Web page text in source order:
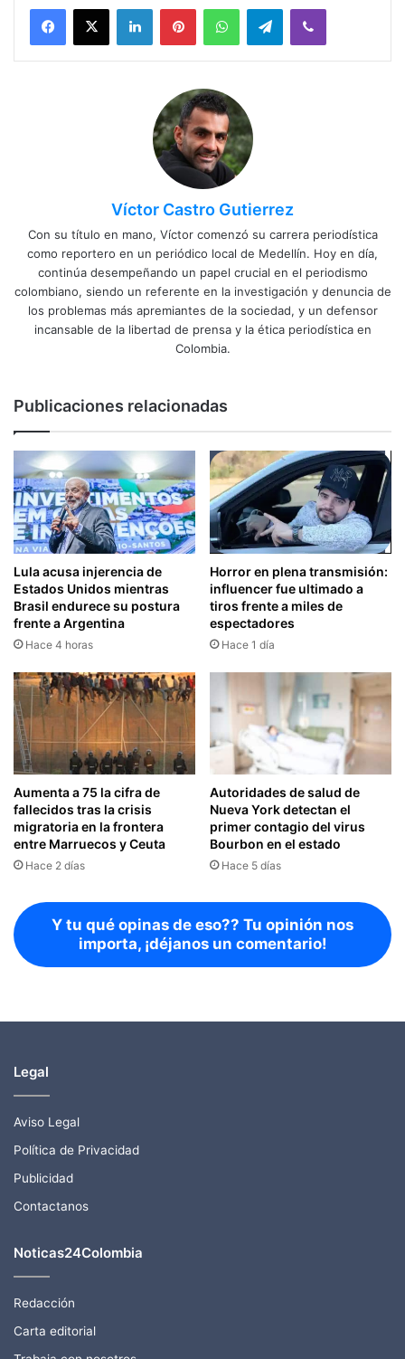
Facebook
X LinkedInPinterestWhatsAppTelegramViber
Víctor Castro Gutierrez
Con su título en mano, Víctor comenzó su carrera periodística
como reportero en un periódico local de Medellín. Hoy en día,
continúa desempeñando un papel crucial en el periodismo
colombiano, siendo un referente en la investigación y denuncia de
los problemas más apremiantes de la sociedad, y un defensor
incansable de la libertad de prensa y la ética periodística en
Colombia.
Publicaciones relacionadas
Lula acusa injerencia de
Estados Unidos mientras
Brasil endurece su postura
frente a Argentina
Hace 4 horas
Horror en plena transmisión:
influencer fue ultimado a
tiros frente a miles de
espectadores
Hace 1 día
Aumenta a 75 la cifra de
fallecidos tras la crisis
migratoria en la frontera
entre Marruecos y Ceuta
Hace 2 días
Autoridades de salud de
Nueva York detectan el
primer contagio del virus
Bourbon en el estado
Hace 5 días
Y tu qué opinas de eso?? Tu opinión nos
importa, ¡déjanos un comentario!
Legal
Aviso Legal
Política de Privacidad
Publicidad
Contactanos
Noticas24Colombia
Redacción
Carta editorial